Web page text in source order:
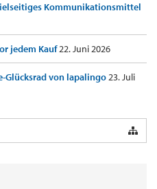
Kommunikationsmittel
jedem Kauf22. Juni 2026
Glücksrad von lapalingo23. Juli